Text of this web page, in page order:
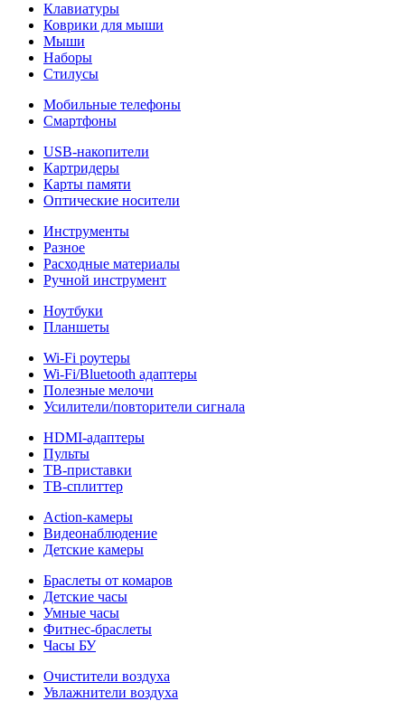
Клавиатуры
Коврики для мыши
Мыши
Наборы
Стилусы
Мобильные телефоны
Смартфоны
USB-накопители
Картридеры
Карты памяти
Оптические носители
Инструменты
Разное
Расходные материалы
Ручной инструмент
Ноутбуки
Планшеты
Wi-Fi роутеры
Wi-Fi/Bluetooth адаптеры
Полезные мелочи
Усилители/повторители сигнала
HDMI-адаптеры
Пульты
ТВ-приставки
ТВ-сплиттер
Action-камеры
Видеонаблюдение
Детские камеры
Браслеты от комаров
Детские часы
Умные часы
Фитнес-браслеты
Часы БУ
Очистители воздуха
Увлажнители воздуха